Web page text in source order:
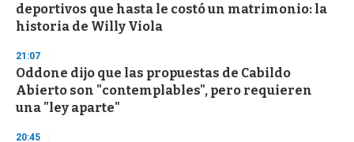
deportivos que hasta le costó un matrimonio: la
historia de Willy Viola
21:07
Oddone dijo que las propuestas de Cabildo
Abierto son "contemplables", pero requieren
una "ley aparte"
20:45